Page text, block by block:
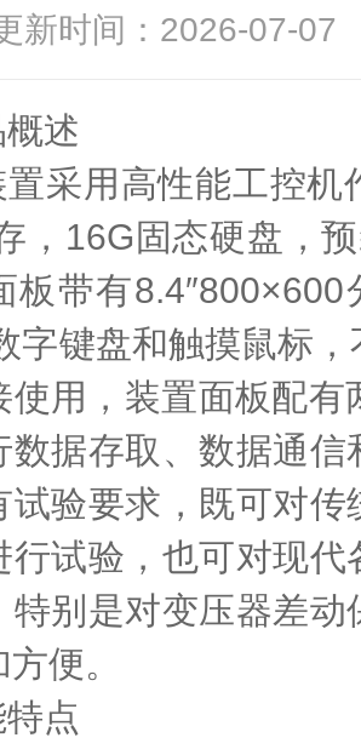
新时间：2026-07-
述
置采用高性能工控机
，16G固态硬盘，
板带有
字键盘和触摸鼠标
使用，装置面板配有
数据存取、数据通
试验要求，既可对
行试验，也可对现
特别是对变压器差
便。
点